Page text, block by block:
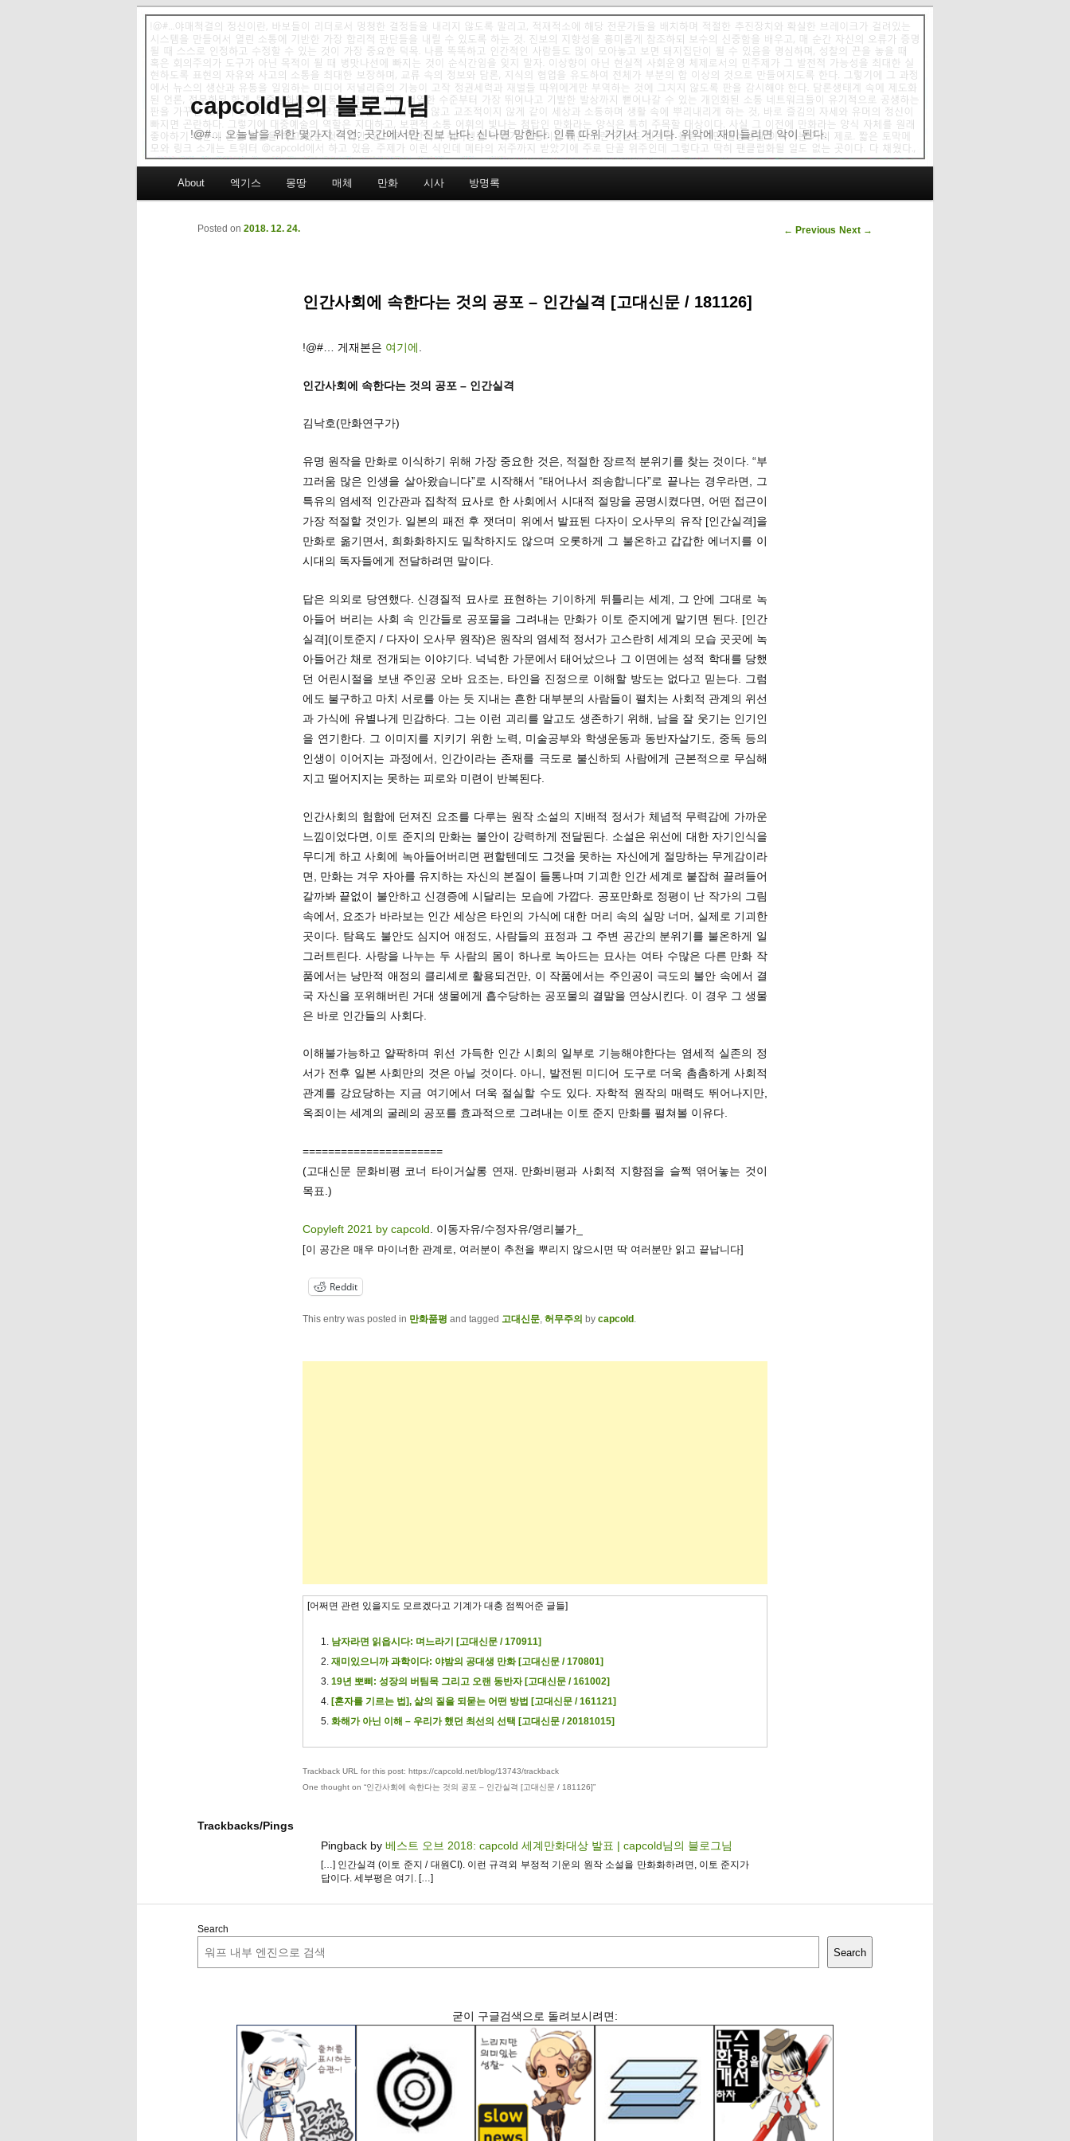
capcold님의 블로그님
!@#… 오늘날을 위한 몇가지 격언: 곳간에서만 진보 난다. 신나면 망한다. 인류 따위 거기서 거기다. 위악에 재미들리면 악이 된다.
Skip to primary content
Skip to secondary content
About 엑기스 몽땅 매체 만화 시사 방명록
Post navigation
← Previous Next →
인간사회에 속한다는 것의 공포 – 인간실격 [고대신문 / 181126]
Posted on 2018. 12. 24.
!@#… 게재본은 여기에
인간사회에 속한다는 것의 공포 – 인간실격
김낙호(만화연구가)
유명 원작을 만화로 이식하기 위해 가장 중요한 것은, 적절한 장르적 분위기를 찾는 것이다. “부
끄러움 많은 인생을 살아왔습니다”로 시작해서 “태어나서 죄송합니다”로 끝나는 경우라면, 그
특유의 염세적 인간관과 집착적 묘사로 한 사회에서 시대적 절망을 공명시켰다면, 어떤 접근이
가장 적절할 것인가. 일본의 패전 후 잿더미 위에서 발표된 다자이 오사무의 유작 [인간실격]을
만화로 옮기면서, 희화화하지도 밀착하지도 않으며 오롯하게 그 불온하고 갑갑한 에너지를 이
시대의 독자들에게 전달하려면 말이다.
답은 의외로 당연했다. 신경질적 묘사로 표현하는 기이하게 뒤틀리는 세계, 그 안에 그대로 녹
아들어 버리는 사회 속 인간들로 공포물을 그려내는 만화가 이토 준지에게 맡기면 된다. [인간
실격](이토준지 / 다자이 오사무 원작)은 원작의 염세적 정서가 고스란히 세계의 모습 곳곳에 녹
아들어간 채로 전개되는 이야기다. 넉넉한 가문에서 태어났으나 그 이면에는 성적 학대를 당했
던 어린시절을 보낸 주인공 오바 요조는, 타인을 진정으로 이해할 방도는 없다고 믿는다. 그럼
에도 불구하고 마치 서로를 아는 듯 지내는 흔한 대부분의 사람들이 펼치는 사회적 관계의 위선
과 가식에 유별나게 민감하다. 그는 이런 괴리를 알고도 생존하기 위해, 남을 잘 웃기는 인기인
을 연기한다. 그 이미지를 지키기 위한 노력, 미술공부와 학생운동과 동반자살기도, 중독 등의
인생이 이어지는 과정에서, 인간이라는 존재를 극도로 불신하되 사람에게 근본적으로 무심해
지고 떨어지지는 못하는 피로와 미련이 반복된다.
인간사회의 험함에 던져진 요조를 다루는 원작 소설의 지배적 정서가 체념적 무력감에 가까운
느낌이었다면, 이토 준지의 만화는 불안이 강력하게 전달된다. 소설은 위선에 대한 자기인식을
무디게 하고 사회에 녹아들어버리면 편할텐데도 그것을 못하는 자신에게 절망하는 무게감이라
면, 만화는 겨우 자아를 유지하는 자신의 본질이 들통나며 기괴한 인간 세계로 붙잡혀 끌려들어
갈까봐 끝없이 불안하고 신경증에 시달리는 모습에 가깝다. 공포만화로 정평이 난 작가의 그림
속에서, 요조가 바라보는 인간 세상은 타인의 가식에 대한 머리 속의 실망 너머, 실제로 기괴한
곳이다. 탐욕도 불안도 심지어 애정도, 사람들의 표정과 그 주변 공간의 분위기를 불온하게 일
그러트린다. 사랑을 나누는 두 사람의 몸이 하나로 녹아드는 묘사는 여타 수많은 다른 만화 작
품에서는 낭만적 애정의 클리셰로 활용되건만, 이 작품에서는 주인공이 극도의 불안 속에서 결
국 자신을 포위해버린 거대 생물에게 흡수당하는 공포물의 결말을 연상시킨다. 이 경우 그 생물
은 바로 인간들의 사회다.
이해불가능하고 얄팍하며 위선 가득한 인간 시회의 일부로 기능해야한다는 염세적 실존의 정
서가 전후 일본 사회만의 것은 아닐 것이다. 아니, 발전된 미디어 도구로 더욱 촘촘하게 사회적
관계를 강요당하는 지금 여기에서 더욱 절실할 수도 있다. 자학적 원작의 매력도 뛰어나지만,
옥죄이는 세계의 굴레의 공포를 효과적으로 그려내는 이토 준지 만화를 펼쳐볼 이유다.
======================
(고대신문 문화비평 코너 타이거살롱 연재. 만화비평과 사회적 지향점을 슬쩍 엮어놓는 것이
목표.)
Copyleft 2021 by capcold . 이동자유/수정자유/영리불가_
[이 공간은 매우 마이너한 관계로, 여러분이 추천을 뿌리지 않으시면 딱 여러분만 읽고 끝납니다]
Reddit
This entry was posted in 만화품평 and tagged 고대신문, 허무주의 by capcold.
[어쩌면 관련 있을지도 모르겠다고 기계가 대충 점찍어준 글들]
남자라면 읽읍시다: 며느라기 [고대신문 / 170911]
재미있으니까 과학이다: 야밤의 공대생 만화 [고대신문 / 170801]
19년 뽀삐: 성장의 버팀목 그리고 오랜 동반자 [고대신문 / 161002]
[혼자를 기르는 법], 삶의 질을 되묻는 어떤 방법 [고대신문 / 161121]
화해가 아닌 이해 – 우리가 했던 최선의 선택 [고대신문 / 20181015]
Trackback URL for this post: https://capcold.net/blog/13743/trackback
One thought on “인간사회에 속한다는 것의 공포 – 인간실격 [고대신문 / 181126]”
Trackbacks/Pings
Pingback by 베스트 오브 2018: capcold 세계만화대상 발표 | capcold님의 블로그님
[…] 인간실격 (이토 준지 / 대원CI). 이런 규격외 부정적 기운의 원작 소설을 만화화하려면, 이토 준지가
답이다. 세부평은 여기. […]
Search
Search
굳이 구글검색으로 돌려보시려면: